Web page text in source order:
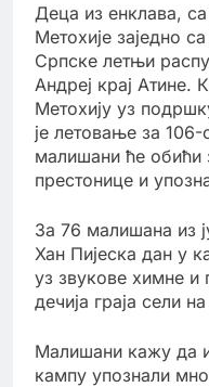
Деца из енклава,
Метохије заједно
Српске летњи
Андреј крај Атине.
Метохију уз
је летовање за
малишани ће обићи
престонице и
За 76 малишана из
Хан Пијеска дан у
уз звукове химне
дечија граја сели
Малишани кажу да
кампу упознали